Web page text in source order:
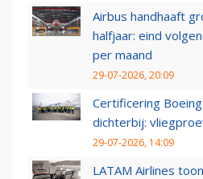
Airbus handhaaft
halfjaar: eind
per maand
29-07-2026, 20:09
Certificering
dichterbij:
29-07-2026, 14:09
LATAM Airlines